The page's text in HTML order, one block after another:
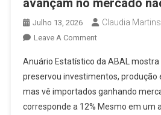
avançam no mercado
Julho 13, 2026 Claudia Martins
Leave A CommentOn
Do
Alumínio
Resiste
Ao
Anuário Estatístico da ABAL mostra
preservou investimentos, produção
mas vê importados ganhando
corresponde a 12% Mesmo em um